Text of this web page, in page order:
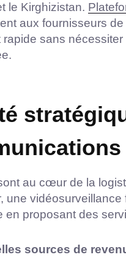
le Kirghizistan.
aux fournisseurs
sans
au cœur de la
une
en proposant des
sources de